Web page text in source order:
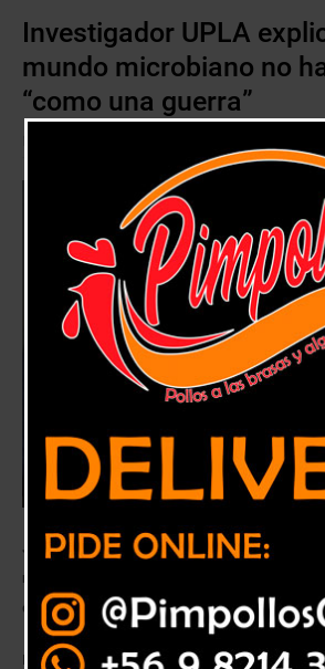
Investigador UPLA
mundo microbiano no
“como una guerra”
Junto a la doctora Verónica Molina, especialista
microbiana, académicos invitaron a conservar
diminutos seres vivos por el buen
Las enfermedades, así como las alteraciones